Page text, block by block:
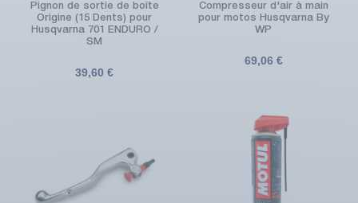
Pignon de sortie de boîte
Origine (15 Dents) pour
Husqvarna 701 ENDURO /
SM
39,60 €
Compresseur d'air à main
pour motos Husqvarna By
WP
69,06 €